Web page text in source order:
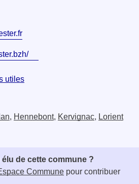
utiles
, Hennebont, Kervignac, Lorient
de cette commune ?
Commune pour contribuer